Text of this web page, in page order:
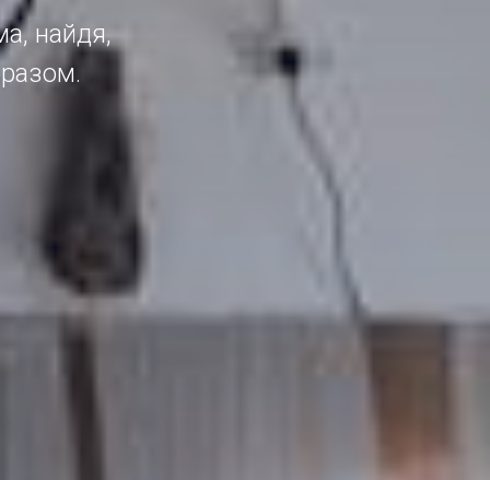
найдя,